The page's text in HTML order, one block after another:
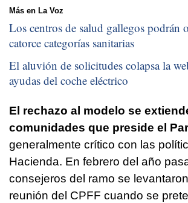
Más en La Voz
Los centros de salud gallegos podrán
catorce categorías sanitarias
El aluvión de solicitudes colapsa la
ayudas del coche eléctrico
El rechazo al modelo se
comunidades que preside el
generalmente crítico con las
Hacienda. En febrero del año
consejeros del ramo se
reunión del CPFF cuando se